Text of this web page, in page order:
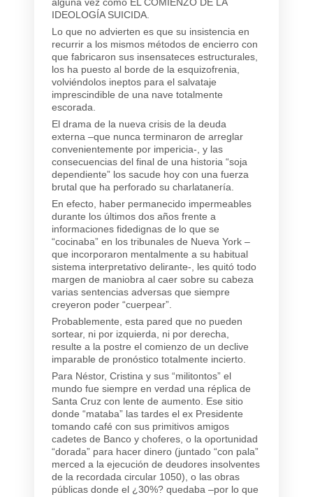
alguna vez como EL COMIENZO DE LA
IDEOLOGÍA SUICIDA.
Lo que no advierten es que su insistencia en
recurrir a los mismos métodos de encierro con
que fabricaron sus insensateces estructurales,
los ha puesto al borde de la esquizofrenia,
volviéndolos ineptos para el salvataje
imprescindible de una nave totalmente
escorada.
El drama de la nueva crisis de la deuda
externa –que nunca terminaron de arreglar
convenientemente por impericia-, y las
consecuencias del final de una historia “soja
dependiente” los sacude hoy con una fuerza
brutal que ha perforado su charlatanería.
En efecto, haber permanecido impermeables
durante los últimos dos años frente a
informaciones fidedignas de lo que se
“cocinaba” en los tribunales de Nueva York –
que incorporaron mentalmente a su habitual
sistema interpretativo delirante-, les quitó todo
margen de maniobra al caer sobre su cabeza
varias sentencias adversas que siempre
creyeron poder “cuerpear”.
Probablemente, esta pared que no pueden
sortear, ni por izquierda, ni por derecha,
resulte a la postre el comienzo de un declive
imparable de pronóstico totalmente incierto.
Para Néstor, Cristina y sus “militontos” el
mundo fue siempre en verdad una réplica de
Santa Cruz con lente de aumento. Ese sitio
donde “mataba” las tardes el ex Presidente
tomando café con sus primitivos amigos
cadetes de Banco y choferes, o la oportunidad
“dorada” para hacer dinero (juntado “con pala”
merced a la ejecución de deudores insolventes
de la recordada circular 1050), o las obras
públicas donde el ¿30%? quedaba –por lo que